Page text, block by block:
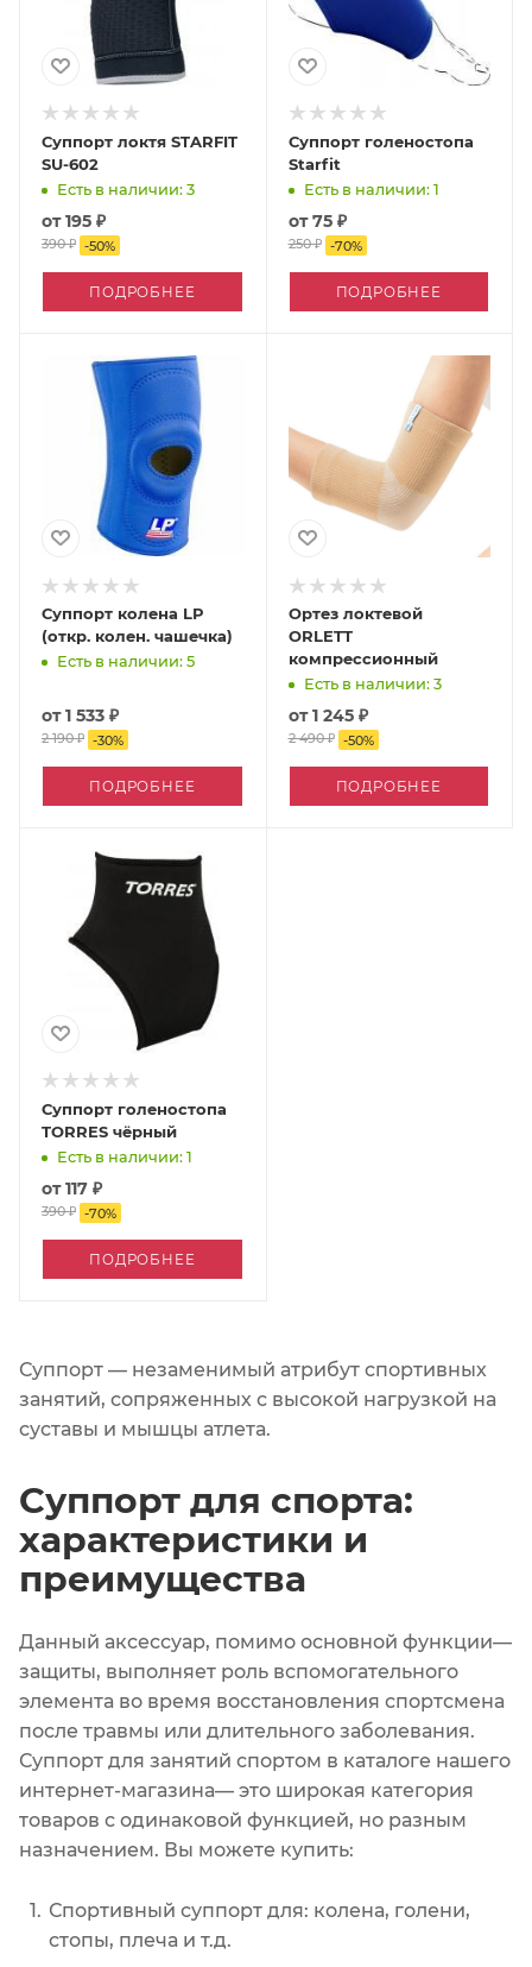
Суппорт локтя STARFIT
SU-602
Есть в наличии: 3
от195 ₽
390 ₽ -50%
ПОДРОБНЕЕ
Суппорт голеностопа
Starfit
Есть в наличии: 1
от75 ₽
250 ₽ -70%
ПОДРОБНЕЕ
Суппорт колена LP
(откр. колен. чашечка)
Есть в наличии: 5
от1 533 ₽
2 190 ₽ -30%
ПОДРОБНЕЕ
Ортез локтевой
ORLETT
компрессионный
Есть в наличии: 3
от1 245 ₽
2 490 ₽ -50%
ПОДРОБНЕЕ
Суппорт голеностопа
TORRES чёрный
Есть в наличии: 1
от117 ₽
390 ₽ -70%
ПОДРОБНЕЕ
Суппорт — незаменимый атрибут спортивных
занятий, сопряженных с высокой нагрузкой на
суставы и мышцы атлета.
Суппорт для спорта:
характеристики и
преимущества
Данный аксессуар, помимо основной функции—
защиты, выполняет роль вспомогательного
элемента во время восстановления спортсмена
после травмы или длительного заболевания.
Суппорт для занятий спортом в каталоге нашего
интернет-магазина— это широкая категория
товаров с одинаковой функцией, но разным
назначением. Вы можете купить:
Спортивный суппорт для: колена, голени,
стопы, плеча и т.д.